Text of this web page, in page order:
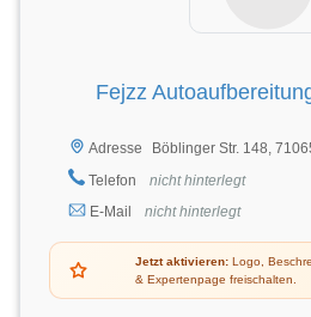
Fejzz
Adresse
Böblinger Str. 148,
Telefon
nicht hinterlegt
E-Mail
nicht hinterlegt
Jetzt aktivieren: Logo,
& Expertenpage freischalten.